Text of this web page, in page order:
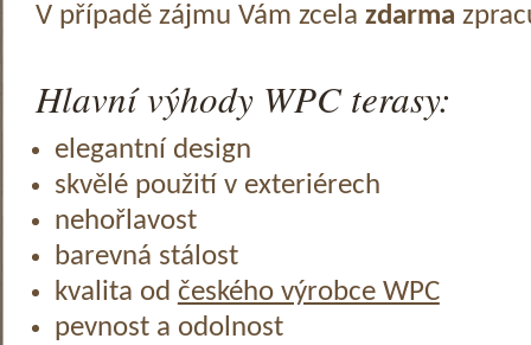
V případě zájmu Vám zcela zdarma
Hlavní výhody WPC terasy:
elegantní design
skvělé použití v exteriérech
nehořlavost
barevná stálost
kvalita od českého výrobce WPC
pevnost a odolnost